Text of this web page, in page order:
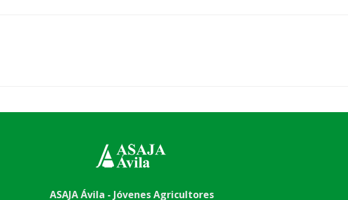
ASAJA Ávila - Jóvenes Agricultores